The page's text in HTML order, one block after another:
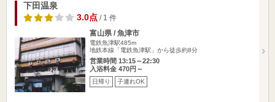
下田温泉
3.0点 / 1 件
富山県 / 魚津市
電鉄魚津駅485m
地鉄本線「電鉄魚津駅」から徒歩約8分
営業時間 13:15～22:30
入浴料金 470円～
日帰り 子連れOK